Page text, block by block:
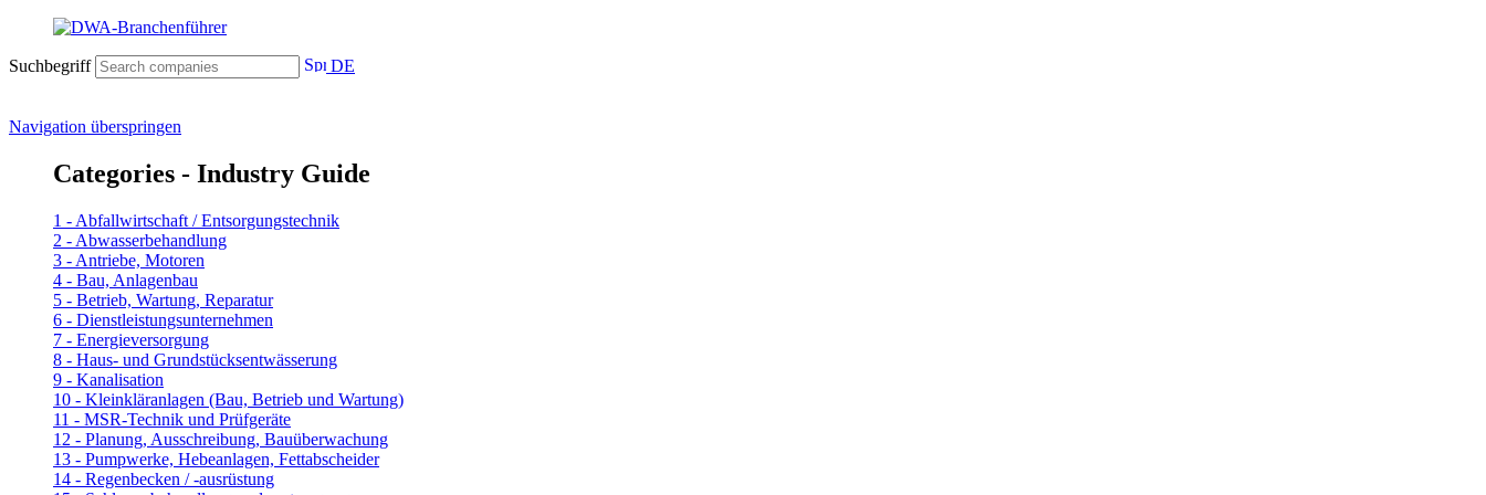
Suchbegriff DE
Navigation überspringen
Categories - Industry Guide
1 - Abfallwirtschaft / Entsorgungstechnik
2 - Abwasserbehandlung
3 - Antriebe, Motoren
4 - Bau, Anlagenbau
5 - Betrieb, Wartung, Reparatur
6 - Dienstleistungsunternehmen
7 - Energieversorgung
8 - Haus- und Grundstücksentwässerung
9 - Kanalisation
10 - Kleinkläranlagen (Bau, Betrieb und Wartung)
11 - MSR-Technik und Prüfgeräte
12 - Planung, Ausschreibung, Bauüberwachung
13 - Pumpwerke, Hebeanlagen, Fettabscheider
14 - Regenbecken / -ausrüstung